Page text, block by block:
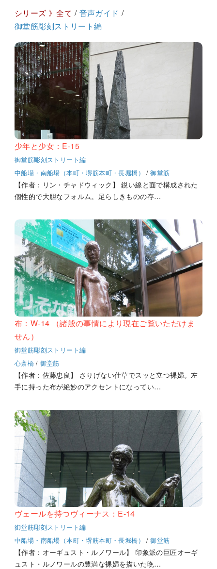
シリーズ 》全て / 音声ガイド /
御堂筋彫刻ストリート編
少年と少女：E-15
御堂筋彫刻ストリート編
中船場・南船場（本町・堺筋本町・長堀橋）
/ 御堂筋
【作者：リン・チャドウィック】 鋭い線と面で構成された
個性的で大胆なフォルム。足らしきものの存…
布：W-14 （諸般の事情により現在ご覧いただけま
せん）
御堂筋彫刻ストリート編
心斎橋 / 御堂筋
【作者：佐藤忠良】 さりげない仕草でスッと立つ裸婦。左
手に持った布が絶妙のアクセントになってい…
ヴェールを持つヴィーナス：E-14
御堂筋彫刻ストリート編
中船場・南船場（本町・堺筋本町・長堀橋）
/ 御堂筋
【作者：オーギュスト・ルノワール】 印象派の巨匠オーギ
ュスト・ルノワールの豊満な裸婦を描いた晩…